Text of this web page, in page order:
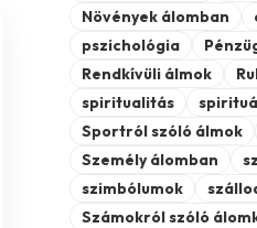
Növények álomban
pszichológia
Rendkívüli álmok
spiritualitás
Sportról szóló álmok
Személy álomban
szimbólumok
Számokról szóló